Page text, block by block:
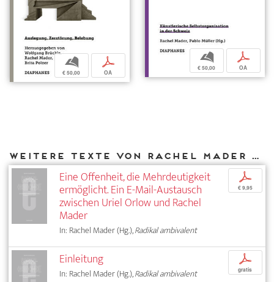
b
€ 50,00
p
OA
b
€ 50,00
p
OA
Weitere Texte von Rachel Mader bei DIAPHANES
Eine Offenheit, die Mehrdeutigkeit
ermöglicht. Ein E-Mail-Austausch
zwischen Uriel Orlow und Rachel
Mader
In: Rachel Mader (Hg.),Radikal ambivalent
p
€ 9,95
Einleitung
In: Rachel Mader (Hg.),Radikal ambivalent
p
gratis